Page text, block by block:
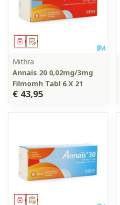
Op voorschrift
Geneesmiddel
Mithra
Annais 20 0,02mg/3mg
Filmomh Tabl 6 X 21
€ 43,95
Op voorschrift
Geneesmiddel